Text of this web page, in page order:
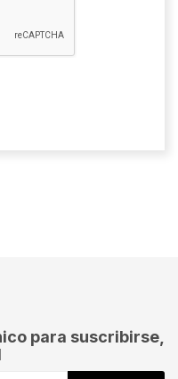
para suscribirse,